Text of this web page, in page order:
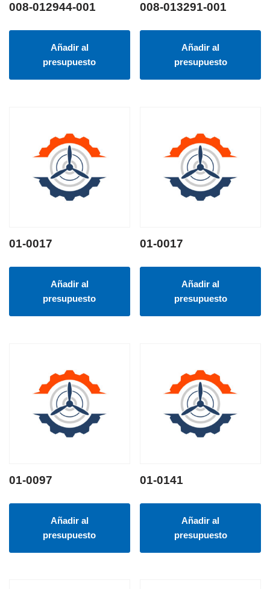
008-012944-001
Añadir al
presupuesto
008-013291-001
Añadir al
presupuesto
01-0017
Añadir al
presupuesto
01-0017
Añadir al
presupuesto
01-0097
Añadir al
presupuesto
01-0141
Añadir al
presupuesto